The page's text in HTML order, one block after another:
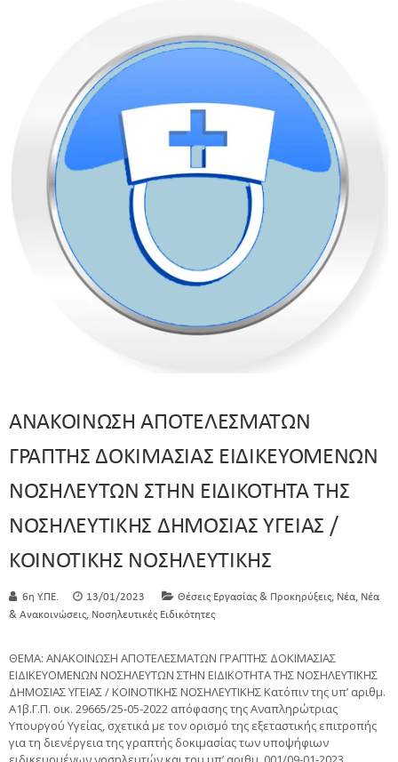
ΑΝΑΚΟΙΝΩΣΗ ΑΠΟΤΕΛΕΣΜΑΤΩΝ
ΓΡΑΠΤΗΣ ΔΟΚΙΜΑΣΙΑΣ ΕΙΔΙΚΕΥΟΜΕΝΩΝ
ΝΟΣΗΛΕΥΤΩΝ ΣΤΗΝ ΕΙΔΙΚΟΤΗΤΑ ΤΗΣ
ΝΟΣΗΛΕΥΤΙΚΗΣ ΔΗΜΟΣΙΑΣ ΥΓΕΙΑΣ /
ΚΟΙΝΟΤΙΚΗΣ ΝΟΣΗΛΕΥΤΙΚΗΣ
6η Υ.ΠΕ. 13/01/2023 Θέσεις Εργασίας & Προκηρύξεις Νέα Νέα
& Ανακοινώσεις Νοσηλευτικές Ειδικότητες
ΘΕΜΑ: ΑΝΑΚΟΙΝΩΣΗ ΑΠΟΤΕΛΕΣΜΑΤΩΝ ΓΡΑΠΤΗΣ ΔΟΚΙΜΑΣΙΑΣ
ΕΙΔΙΚΕΥΟΜΕΝΩΝ ΝΟΣΗΛΕΥΤΩΝ ΣΤΗΝ ΕΙΔΙΚΟΤΗΤΑ ΤΗΣ ΝΟΣΗΛΕΥΤΙΚΗΣ
ΔΗΜΟΣΙΑΣ ΥΓΕΙΑΣ / ΚΟΙΝΟΤΙΚΗΣ ΝΟΣΗΛΕΥΤΙΚΗΣ Κατόπιν της υπ’ αριθμ.
Α1β.Γ.Π. οικ. 29665/25-05-2022 απόφασης της Αναπληρώτριας
Υπουργού Υγείας, σχετικά με τον ορισμό της εξεταστικής επιτροπής
για τη διενέργεια της γραπτής δοκιμασίας των υποψήφιων